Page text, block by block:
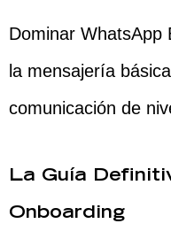
Dominar WhatsApp
la mensajería
comunicación de
La Guía
Onboarding